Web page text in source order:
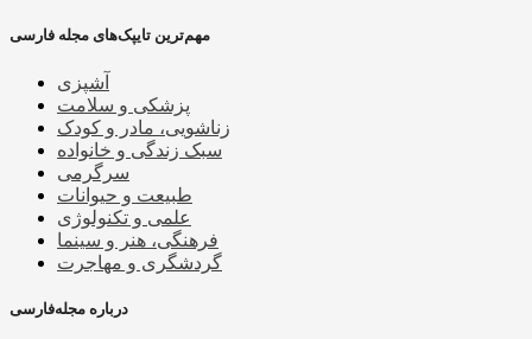
مهم‌ترین تایپک‌های مجله فارسی
آشپزی
پزشکی و سلامت
زناشویی، مادر و کودک
سبک زندگی و خانواده
سرگرمی
طبیعت و حیوانات
علمی و تکنولوژی
فرهنگی، هنر و سینما
گردشگری و مهاجرت
درباره مجله‌فارسی